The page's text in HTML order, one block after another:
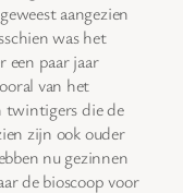
aangezien
was het
paar jaar
van het
twintigers die de
zijn ook ouder
nu gezinnen
de bioscoop voor